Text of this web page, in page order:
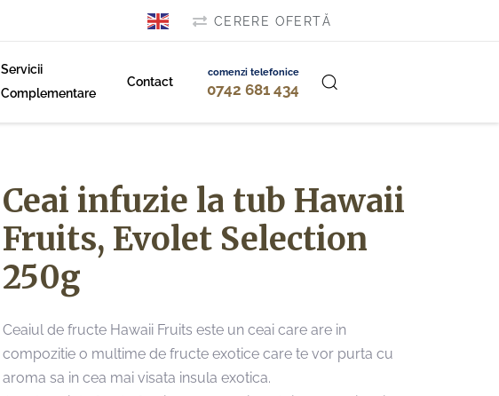
CERERE OFERTĂ
Servicii
Complementare
Contact
comenzi telefonice
0742 681 434
Ceai infuzie la tub Hawaii
Fruits, Evolet Selection
250g
Ceaiul de fructe Hawaii Fruits este un ceai care are in
compozitie o multime de fructe exotice care te vor purta cu
aroma sa in cea mai visata insula exotica.